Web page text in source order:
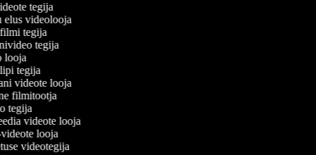
tegija
elus videolooja
filmi tegija
tegija
looja
tegija
videote looja
filmitootja
tegija
videote looja
videote looja
videotegija